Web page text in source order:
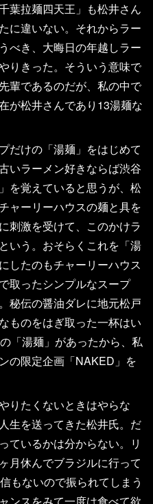
葉拉麺四天王」も松井さん
に違いない。それからラー
べき、大晦日の年越しラー
りきった。そういう意味で
輩であるのだが、私の中で
が松井さんであり13湯麺な
だけの「湯麺」をはじめて
いラーメン好きならば渋谷
を覚えていると思うが、松
ャーリーハウスの麺と具を
刺激を受けて、このかけラ
いう。おそらくこれを「湯
したのもチャーリーハウス
取ったシンプルなスープ
秘伝の醤油ダレに地元松戸
ものをはぎ取った一杯はい
「湯麺」があったから、私
の限定企画「NAKED」を
りたくないときはやらな
生を送ってきた松井氏。だ
ているかは分からない。リ
月休んでブラジルに行って
もないので振られてしまう